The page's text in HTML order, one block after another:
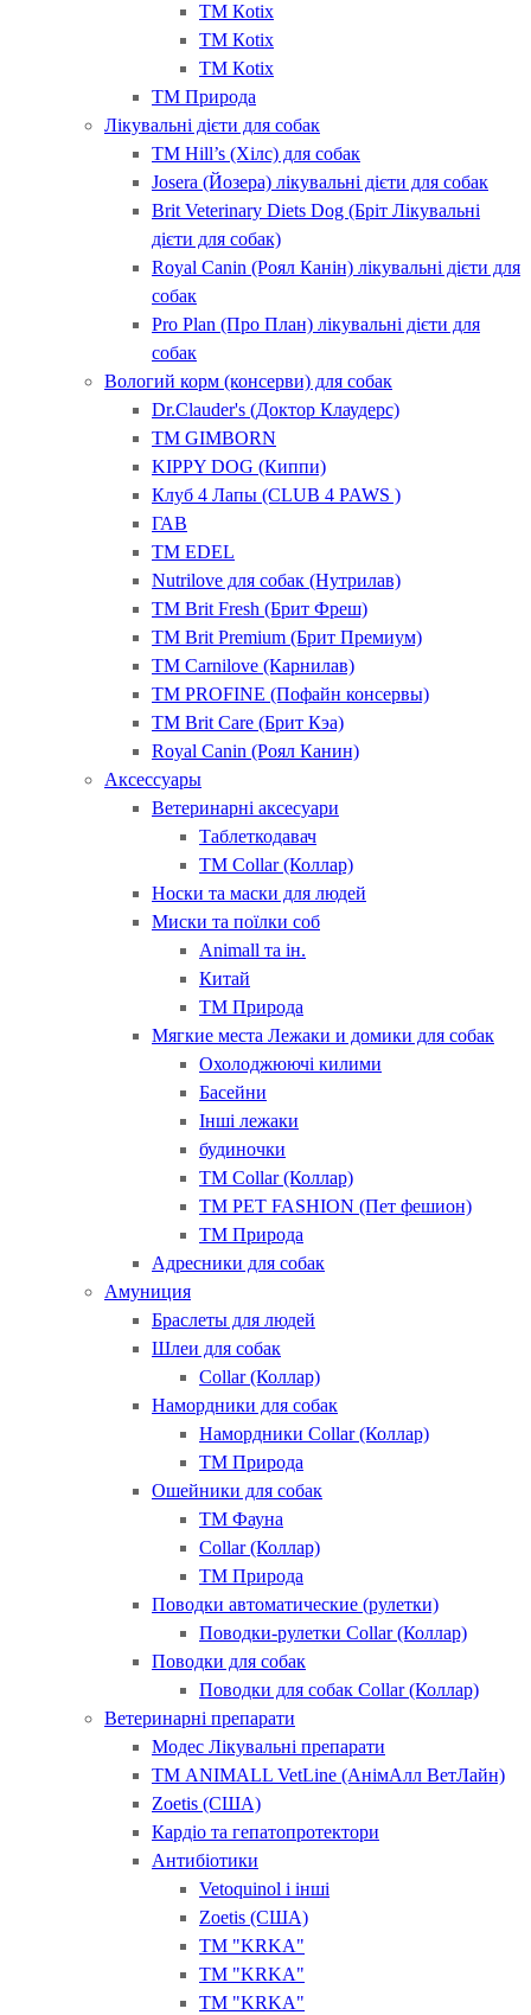
ТМ Кotix
ТМ Кotix
ТМ Кotix
ТМ Природа
Лікувальні дієти для собак
ТМ Hill’s (Хілс) для собак
Josera (Йозера) лікувальні дієти для собак
Brit Veterinary Diets Dog (Бріт Лікувальні
дієти для собак)
Royal Canin (Роял Канін) лікувальні дієти для
собак
Pro Plan (Про План) лікувальні дієти для
собак
Вологий корм (консерви) для собак
Dr.Clauder's (Доктор Клаудерс)
ТМ GIMBORN
KIPPY DOG (Киппи)
Клуб 4 Лапы (CLUB 4 PAWS )
ГАВ
ТМ EDEL
Nutrilove для собак (Нутрилав)
ТМ Brit Fresh (Брит Фреш)
ТМ Brit Premium (Брит Премиум)
ТМ Carnilove (Карнилав)
ТМ PROFINE (Пофайн консервы)
ТМ Brit Care (Брит Кэа)
Royal Canin (Роял Канин)
Аксессуары
Ветеринарні аксесуари
Таблеткодавач
ТМ Collar (Коллар)
Носки та маски для людей
Миски та поїлки соб
Animall та ін.
Китай
ТМ Природа
Мягкие места Лежаки и домики для собак
Охолоджюючі килими
Басейни
Інші лежаки
будиночки
ТМ Collar (Коллар)
ТМ PET FASHION (Пет фешион)
ТМ Природа
Адресники для собак
Амуниция
Браслеты для людей
Шлеи для собак
Collar (Коллар)
Намордники для собак
Намордники Collar (Коллар)
ТМ Природа
Ошейники для собак
ТМ Фауна
Collar (Коллар)
ТМ Природа
Поводки автоматические (рулетки)
Поводки-рулетки Collar (Коллар)
Поводки для собак
Поводки для собак Collar (Коллар)
Ветеринарні препарати
Модес Лікувальні препарати
ТМ ANIMALL VetLine (АнімАлл ВетЛайн)
Zoetis (США)
Кардіо та гепатопротектори
Антибіотики
Vetoquinol і інші
Zoetis (США)
ТМ "KRKA"
ТМ "KRKA"
ТМ "KRKA"